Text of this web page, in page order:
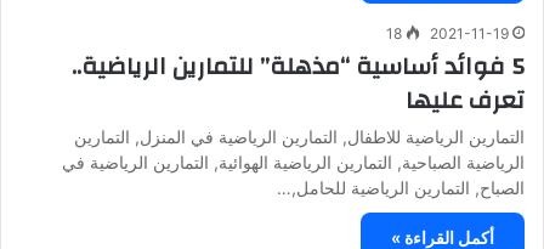
2021-11-19
18
5 فوائد أساسية “مذهلة” للتمارين الرياضية..
تعرف عليها
التمارين الرياضية للاطفال, التمارين الرياضية في المنزل, التمارين
الرياضية الصباحية, التمارين الرياضية الهوائية, التمارين الرياضية في
الصباح, التمارين الرياضية للحامل,…
أكمل القراءة »